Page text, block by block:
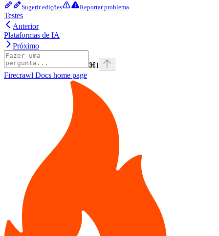
Sugerir edições Reportar problema
Testes
Anterior
Plataformas de IA
Próximo
⌘I
Firecrawl Docs home page